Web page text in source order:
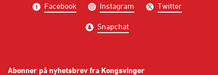
Facebook Instagram Twitter
Snapchat
Abonner på nyhetsbrev fra Kongsvinger